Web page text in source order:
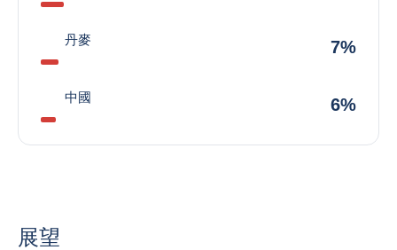
丹麥 7%
中國 6%
展望